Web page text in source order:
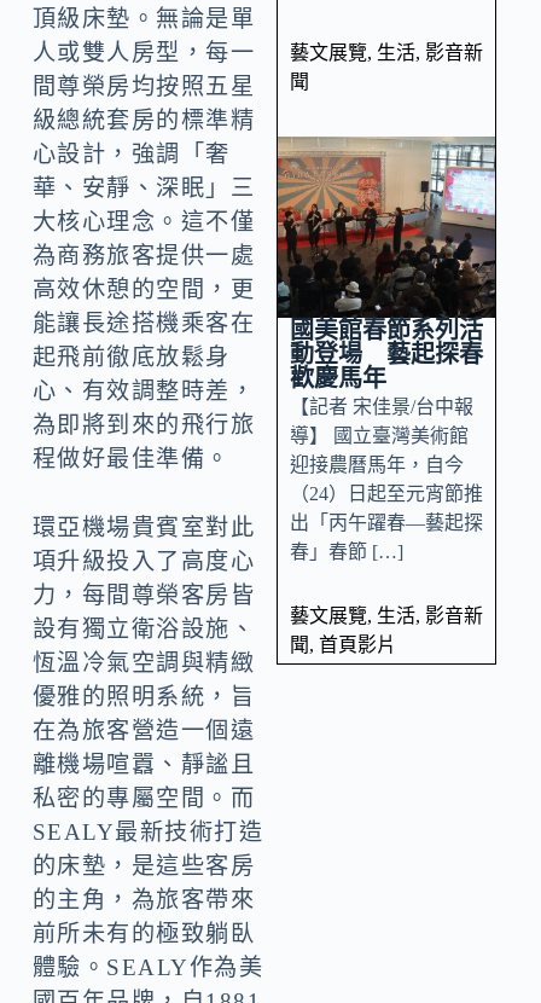
頂級床墊。無論是單
人或雙人房型，每一
間尊榮房均按照五星
級總統套房的標準精
心設計，強調「奢
華、安靜、深眠」三
大核心理念。這不僅
為商務旅客提供一處
高效休憩的空間，更
能讓長途搭機乘客在
起飛前徹底放鬆身
心、有效調整時差，
為即將到來的飛行旅
程做好最佳準備。
環亞機場貴賓室對此
項升級投入了高度心
力，每間尊榮客房皆
設有獨立衛浴設施、
恆溫冷氣空調與精緻
優雅的照明系統，旨
在為旅客營造一個遠
離機場喧囂、靜謐且
私密的專屬空間。而
SEALY最新技術打造
的床墊，是這些客房
的主角，為旅客帶來
前所未有的極致躺臥
體驗。SEALY作為美
藝文展覽, 生活, 影音新
聞
國美館春節系列活
動登場 藝起探春
歡慶馬年
【記者 宋佳景/台中報
導】 國立臺灣美術館
迎接農曆馬年，自今
（24）日起至元宵節推
出「丙午躍春—藝起探
春」春節 […]
藝文展覽, 生活, 影音新
聞, 首頁影片